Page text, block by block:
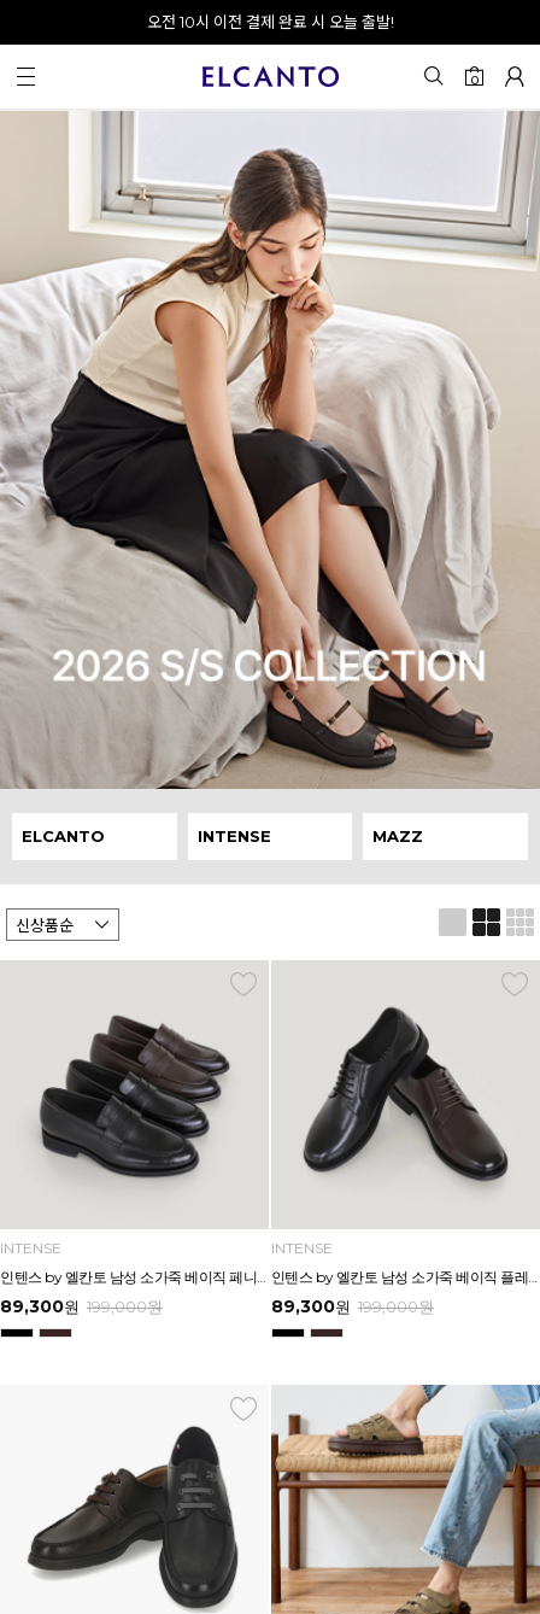
오전 10시 이전 결제 완료 시 오늘 출발!
0
ELCANTO INTENSE MAZZ
INTENSE
89,300원 199,000원
INTENSE
89,300원 199,000원